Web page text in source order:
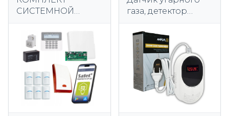
СИСТЕМНОЙ
SATEL ДЛЯ
ДОМАШНЕГО
ПРИМЕНЕНИЯ 6
ДЕТЕКТОРОВ
ДВИЖЕНИЯ BOSCH
IP LAN
газа, детектор
СЕРТИФИЦИРОВА
ННЫЙ ЖК-детектор